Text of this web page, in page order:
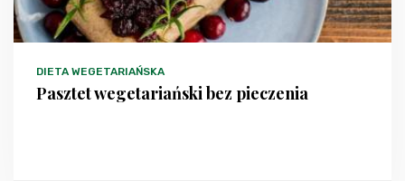
DIETA WEGETARIAŃSKA
Pasztet wegetariański bez pieczenia